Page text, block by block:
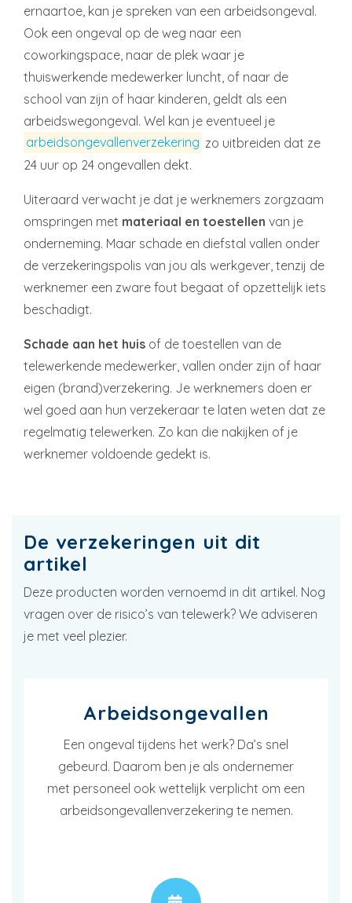
ernaartoe, kan je spreken van een arbeidsongeval.
Ook een ongeval op de weg naar een
coworkingspace, naar de plek waar je
thuiswerkende medewerker luncht, of naar de
school van zijn of haar kinderen, geldt als een
arbeidswegongeval. Wel kan je eventueel je
arbeidsongevallenverzekering zo uitbreiden dat ze
24 uur op 24 ongevallen dekt.
Uiteraard verwacht je dat je werknemers zorgzaam
omspringen met materiaal en toestellen van je
onderneming. Maar schade en diefstal vallen onder
de verzekeringspolis van jou als werkgever, tenzij de
werknemer een zware fout begaat of opzettelijk iets
beschadigt.
Schade aan het huis of de toestellen van de
telewerkende medewerker, vallen onder zijn of haar
eigen (brand)verzekering. Je werknemers doen er
wel goed aan hun verzekeraar te laten weten dat ze
regelmatig telewerken. Zo kan die nakijken of je
werknemer voldoende gedekt is.
De verzekeringen uit dit
artikel
Deze producten worden vernoemd in dit artikel. Nog
vragen over de risico’s van telewerk? We adviseren
je met veel plezier.
Arbeidsongevallen
Een ongeval tijdens het werk? Da’s snel
gebeurd. Daarom ben je als ondernemer
met personeel ook wettelijk verplicht om een
arbeidsongevallenverzekering te nemen.